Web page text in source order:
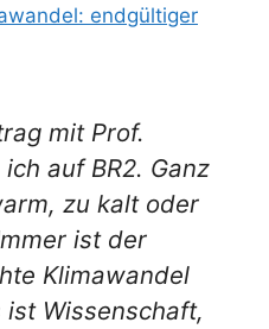
endgültiger
mit Prof.
auf BR2. Ganz
zu kalt oder
ist der
Klimawandel
Wissenschaft,